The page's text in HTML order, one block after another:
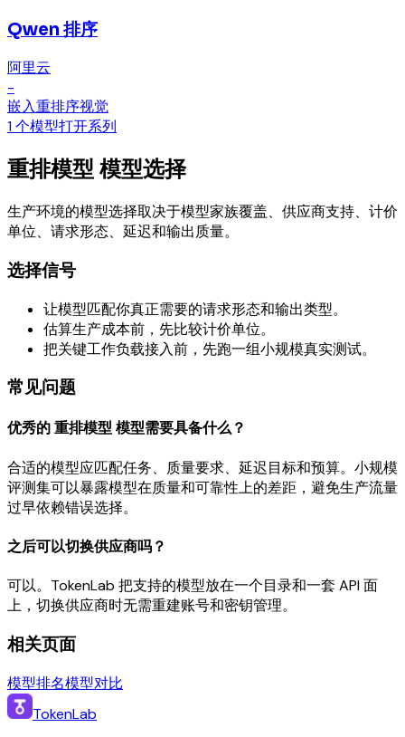
Qwen 排序
阿里云
-
嵌入重排序视觉
1 个模型打开系列
重排模型 模型选择
生产环境的模型选择取决于模型家族覆盖、供应商支持、计价
单位、请求形态、延迟和输出质量。
选择信号
让模型匹配你真正需要的请求形态和输出类型。
估算生产成本前，先比较计价单位。
把关键工作负载接入前，先跑一组小规模真实测试。
常见问题
优秀的 重排模型 模型需要具备什么？
合适的模型应匹配任务、质量要求、延迟目标和预算。小规模
评测集可以暴露模型在质量和可靠性上的差距，避免生产流量
过早依赖错误选择。
之后可以切换供应商吗？
可以。TokenLab 把支持的模型放在一个目录和一套 API 面
上，切换供应商时无需重建账号和密钥管理。
相关页面
模型排名模型对比
TokenLab